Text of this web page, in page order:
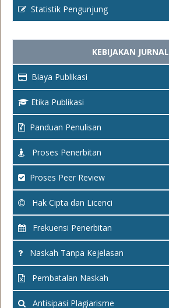
Statistik Pengunjung
KEBIJAKAN JURNAL
Biaya Publikasi
Etika Publikasi
Panduan Penulisan
Proses Penerbitan
Proses Peer Review
Hak Cipta dan Licenci
Frekuensi Penerbitan
Naskah Tanpa Kejelasan
Pembatalan Naskah
Antisipasi Plagiarisme